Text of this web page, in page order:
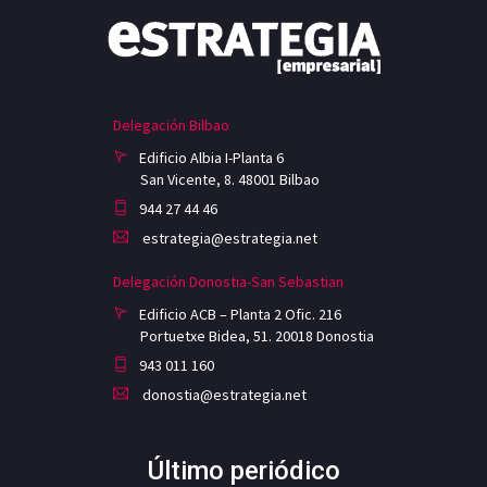
Delegación Bilbao
Edificio Albia I-Planta 6
San Vicente, 8. 48001 Bilbao
944 27 44 46
estrategia@estrategia.net
Delegación Donostia-San Sebastian
Edificio ACB – Planta 2 Ofic. 216
Portuetxe Bidea, 51. 20018 Donostia
943 011 160
donostia@estrategia.net
Último periódico